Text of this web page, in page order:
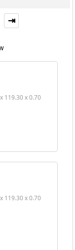
⇥
119.30 x 0.70
119.30 x 0.70